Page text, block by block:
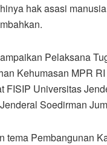
hak asasi
Pelaksana
Kehumasan MPR
FISIP Universitas
Soedirman
tema Pembangunan